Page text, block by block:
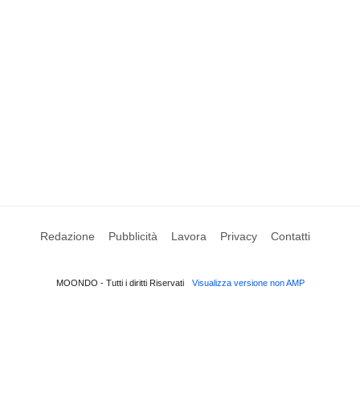
Redazione Pubblicità Lavora Privacy Contatti
MOONDO - Tutti i diritti Riservati Visualizza versione non AMP